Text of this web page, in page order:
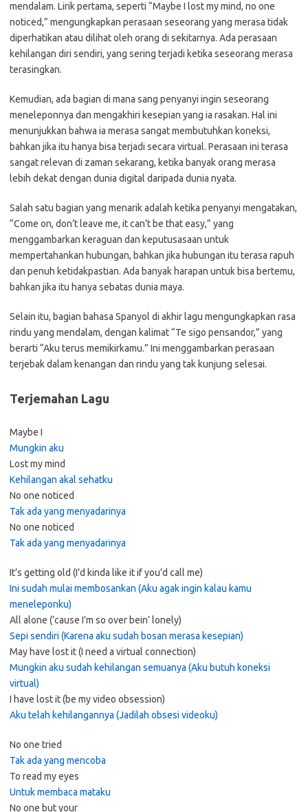
mendalam. Lirik pertama, seperti “Maybe I lost my mind, no one
noticed,” mengungkapkan perasaan seseorang yang merasa tidak
diperhatikan atau dilihat oleh orang di sekitarnya. Ada perasaan
kehilangan diri sendiri, yang sering terjadi ketika seseorang merasa
terasingkan.
Kemudian, ada bagian di mana sang penyanyi ingin seseorang
meneleponnya dan mengakhiri kesepian yang ia rasakan. Hal ini
menunjukkan bahwa ia merasa sangat membutuhkan koneksi,
bahkan jika itu hanya bisa terjadi secara virtual. Perasaan ini terasa
sangat relevan di zaman sekarang, ketika banyak orang merasa
lebih dekat dengan dunia digital daripada dunia nyata.
Salah satu bagian yang menarik adalah ketika penyanyi mengatakan,
“Come on, don’t leave me, it can’t be that easy,” yang
menggambarkan keraguan dan keputusasaan untuk
mempertahankan hubungan, bahkan jika hubungan itu terasa rapuh
dan penuh ketidakpastian. Ada banyak harapan untuk bisa bertemu,
bahkan jika itu hanya sebatas dunia maya.
Selain itu, bagian bahasa Spanyol di akhir lagu mengungkapkan rasa
rindu yang mendalam, dengan kalimat “Te sigo pensandor,” yang
berarti “Aku terus memikirkamu.” Ini menggambarkan perasaan
terjebak dalam kenangan dan rindu yang tak kunjung selesai.
Terjemahan Lagu
Maybe I
Mungkin aku
Lost my mind
Kehilangan akal sehatku
No one noticed
Tak ada yang menyadarinya
No one noticed
Tak ada yang menyadarinya
It’s getting old (I’d kinda like it if you’d call me)
Ini sudah mulai membosankan (Aku agak ingin kalau kamu
meneleponku)
All alone (’cause I’m so over bein’ lonely)
Sepi sendiri (Karena aku sudah bosan merasa kesepian)
May have lost it (I need a virtual connection)
Mungkin aku sudah kehilangan semuanya (Aku butuh koneksi
virtual)
I have lost it (be my video obsession)
Aku telah kehilangannya (Jadilah obsesi videoku)
No one tried
Tak ada yang mencoba
To read my eyes
Untuk membaca mataku
No one but your